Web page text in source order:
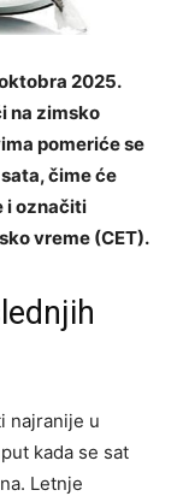
2025.
na zimsko
pomeriće se
čime će
i označiti
vreme (CET).
najranije u
kada se sat
Letnje